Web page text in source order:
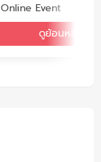
Online Event
ดูย้อนหลัง